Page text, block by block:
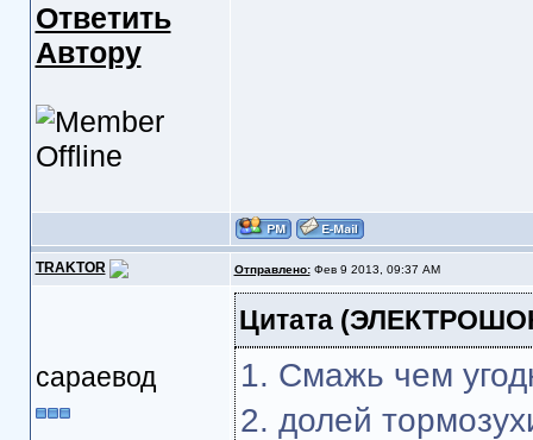
Ответить
Автору
TRAKTOR Отправлено:Фев 9 2013, 09:37 AM
сараевод
Цитата(ЭЛЕКТРОШОК
1. Смажь чем
2. долей